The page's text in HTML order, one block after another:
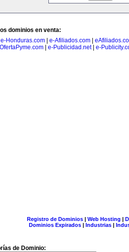
dominios en venta:
e-Honduras.com| e-Afiliados.com|
OfertaPyme.com| e-Publicidad.net| e-
Registro de Dominios| Web Hosting |
Dominios Expirados | Industrias |
de Dominio: